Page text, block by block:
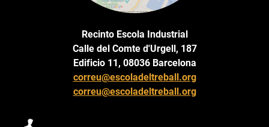
Recinto Escola Industrial
Calle del Comte d'Urgell, 187
Edificio 11, 08036 Barcelona
correu@escoladeltreball.org
correu@escoladeltreball.org